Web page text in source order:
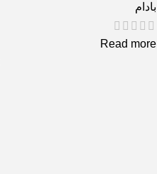
بادام
Read more